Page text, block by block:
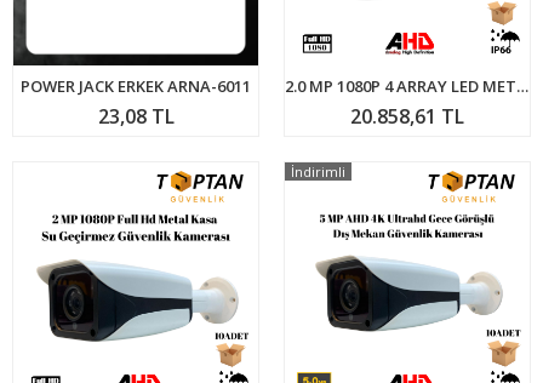
POWER JACK ERKEK ARNA-6011
23,08 TL
2.0 MP 1080P 4 ARRAY LED METAL KASA AHD KAMERA SU GEÇİRMEZ ARNA-2034 20'Lİ KOLİ
20.858,61 TL
İndirimli